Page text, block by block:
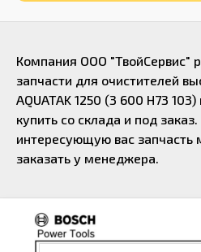
Компания ООО "ТвойСервис"
запчасти для очистителей
AQUATAK 1250 (3 600 H73
купить со склада и под
интересующую вас запчасть
заказать у менеджера.